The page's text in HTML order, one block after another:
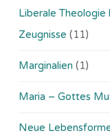
Liberale Theologie
Zeugnisse (11)
Marginalien (1)
Maria – Gottes
Neue